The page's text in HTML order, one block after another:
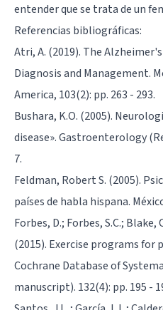
entender que se trata de un
Referencias bibliográficas:
Atri, A. (2019). The
Diagnosis and Management.
America, 103(2): pp. 263 - 293.
Bushara, K.O. (2005).
disease». Gastroenterology
7.
Feldman, Robert S. (2005).
países de habla hispana.
Forbes, D.; Forbes, S.C.; Blake,
(2015). Exercise programs
Cochrane Database of
manuscript). 132(4): pp. 195 -